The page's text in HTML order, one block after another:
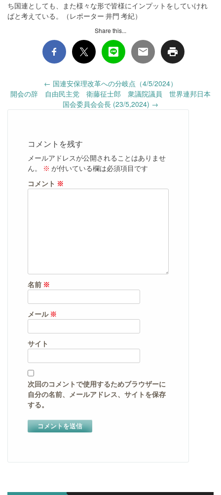
ち国連としても、また様々な形で皆様にインプットをしていけれ
ばと考えている。（レポーター 井門 考紀）
Share this...
navigation
← 国連安保理改革への分岐点（4/5/2024）
開会の辞 自由民主党 衛藤征士郎 衆議院議員 世界連邦日本
国会委員会会長 (23/5,2024) →
コメントを残す
メールアドレスが公開されることはありませ
ん。
※ が付いている欄は必須項目です
コメント ※
名前 ※
メール ※
サイト
次回のコメントで使用するためブラウザーに
自分の名前、メールアドレス、サイトを保存
する。